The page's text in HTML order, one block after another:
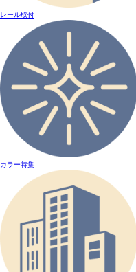
レール取付
カラー特集